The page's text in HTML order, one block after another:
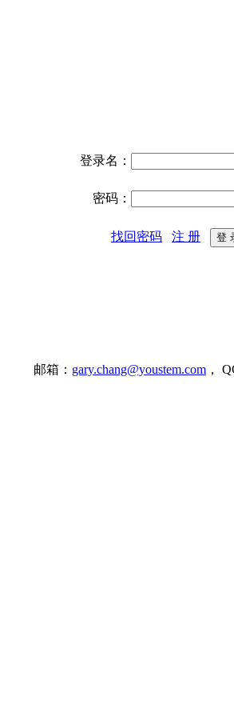
登录名：
密码：
找回密码 注 册
邮箱： gary.chang@youstem.com ，